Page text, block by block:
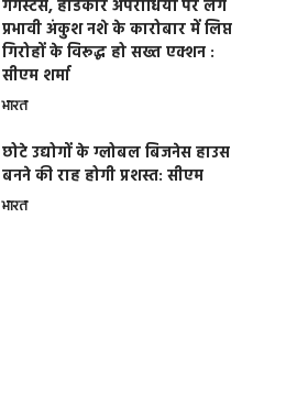
गैंगस्टर्स, हार्डकोर अपराधियों पर लगे
प्रभावी अंकुश नशे के कारोबार में लिप्त
गिरोहों के विरूद्ध हो सख्त एक्शन :
सीएम शर्मा
भारत
छोटे उद्योगों के ग्लोबल बिजनेस हाउस
बनने की राह होगी प्रशस्त: सीएम
भारत